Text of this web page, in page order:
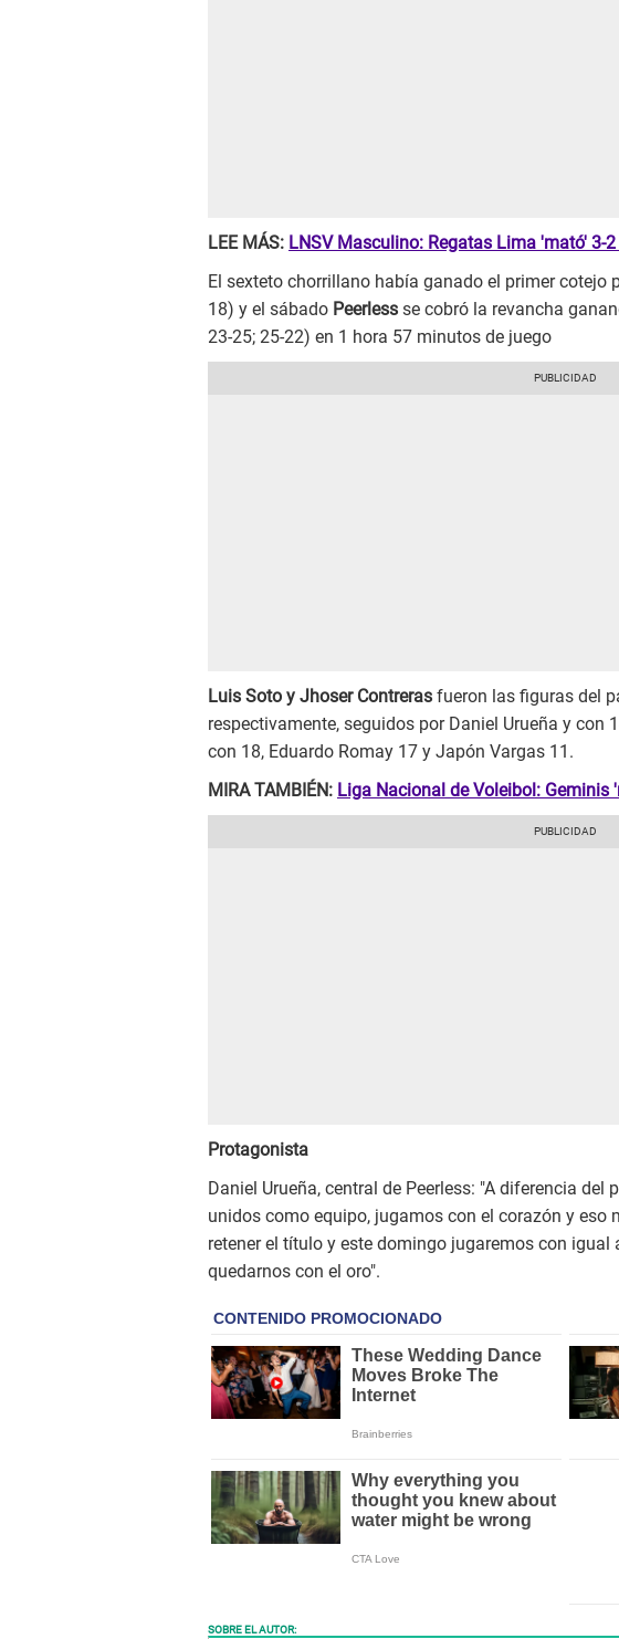
LEE MÁS: LNSV Masculino: Regatas Lima 'mató' 3-
El sexteto chorrillano había ganado el primer cotejo
18) y el sábado Peerless se cobró la revancha
23-25; 25-22) en 1 hora 57 minutos de juego
Luis Soto y Jhoser Contreras fueron las figuras del
respectivamente, seguidos por Daniel Urueña y con
con 18, Eduardo Romay 17 y Japón Vargas 11.
MIRA TAMBIÉN: Liga Nacional de Voleibol:
Protagonista
Daniel Urueña, central de Peerless: "A diferencia
unidos como equipo, jugamos con el corazón y eso
retener el título y este domingo jugaremos con
quedarnos con el oro".
SOBRE EL AUTOR: